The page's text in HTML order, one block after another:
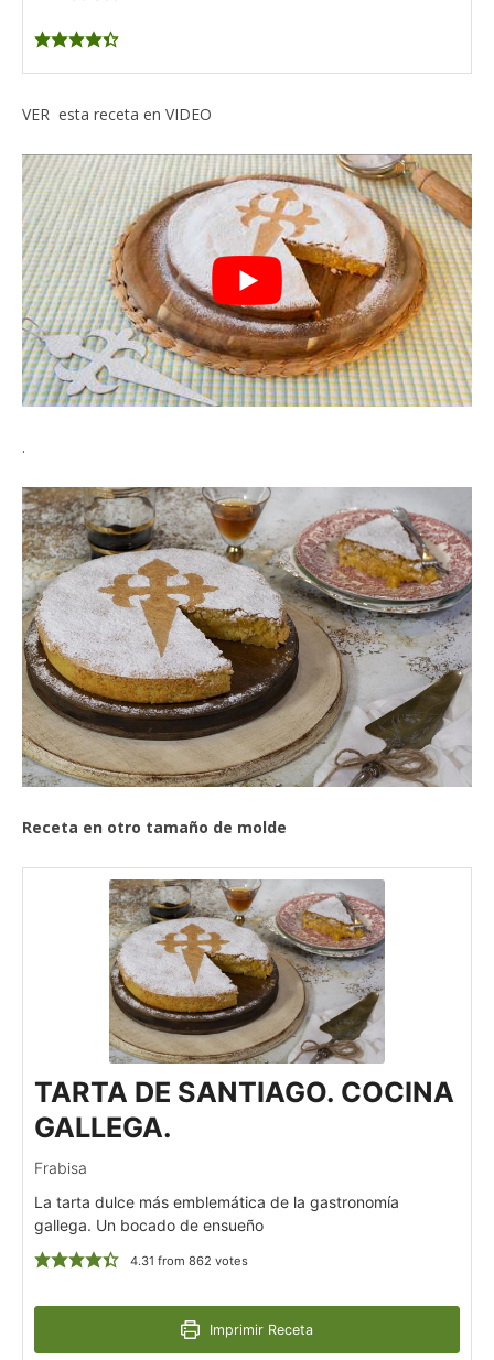
VER esta receta en VIDEO
.
Receta en otro tamaño de molde
TARTA DE SANTIAGO. COCINA
GALLEGA.
Frabisa
La tarta dulce más emblemática de la gastronomía
gallega. Un bocado de ensueño
4.31 from 862 votes
Imprimir Receta